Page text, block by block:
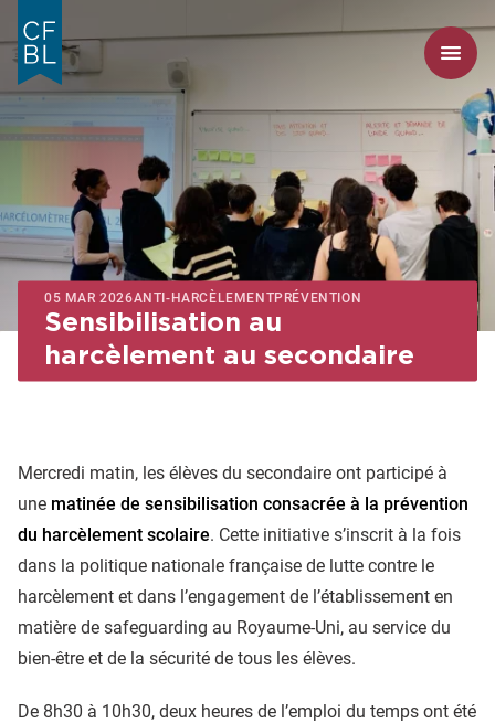
05 MAR 2026ANTI-HARCÈLEMENTPRÉVENTION
Sensibilisation au
harcèlement au secondaire
Mercredi matin, les élèves du secondaire ont participé à
une matinée de sensibilisation consacrée à la prévention
du harcèlement scolaire. Cette initiative s’inscrit à la fois
dans la politique nationale française de lutte contre le
harcèlement et dans l’engagement de l’établissement en
matière de safeguarding au Royaume-Uni, au service du
bien-être et de la sécurité de tous les élèves.
De 8h30 à 10h30, deux heures de l’emploi du temps ont été